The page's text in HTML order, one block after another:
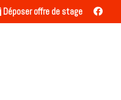
Déposer offre de stage